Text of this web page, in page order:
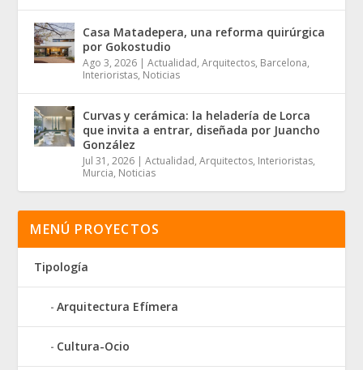
Casa Matadepera, una reforma quirúrgica
por Gokostudio
Ago 3, 2026 |Actualidad,Arquitectos, Barcelona,
Interioristas, Noticias
Curvas y cerámica: la heladería de Lorca
que invita a entrar, diseñada por Juancho
González
Jul 31, 2026 |Actualidad,Arquitectos, Interioristas,
Murcia, Noticias
MENÚ PROYECTOS
Tipología
Arquitectura Efímera
Cultura-Ocio